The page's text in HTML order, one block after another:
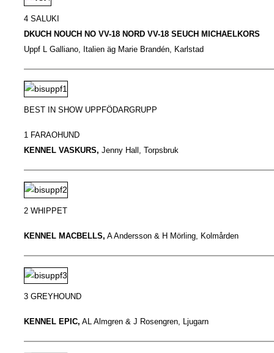
4 SALUKI
DKUCH NOUCH NO VV-18 NORD VV-18 SEUCH MICHAELKORS
Uppf L Galliano, Italien äg Marie Brandén, Karlstad
BEST IN SHOW UPPFÖDARGRUPP
1 FARAOHUND
KENNEL VASKURS, Jenny Hall, Torpsbruk
2 WHIPPET
KENNEL MACBELLS, A Andersson & H Mörling, Kolmården
3 GREYHOUND
KENNEL EPIC, AL Almgren & J Rosengren, Ljugarn